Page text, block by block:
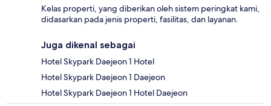
Kelas properti, yang diberikan oleh sistem peringkat kami,
didasarkan pada jenis properti, fasilitas, dan layanan.
Juga dikenal sebagai
Hotel Skypark Daejeon 1 Hotel
Hotel Skypark Daejeon 1 Daejeon
Hotel Skypark Daejeon 1 Hotel Daejeon